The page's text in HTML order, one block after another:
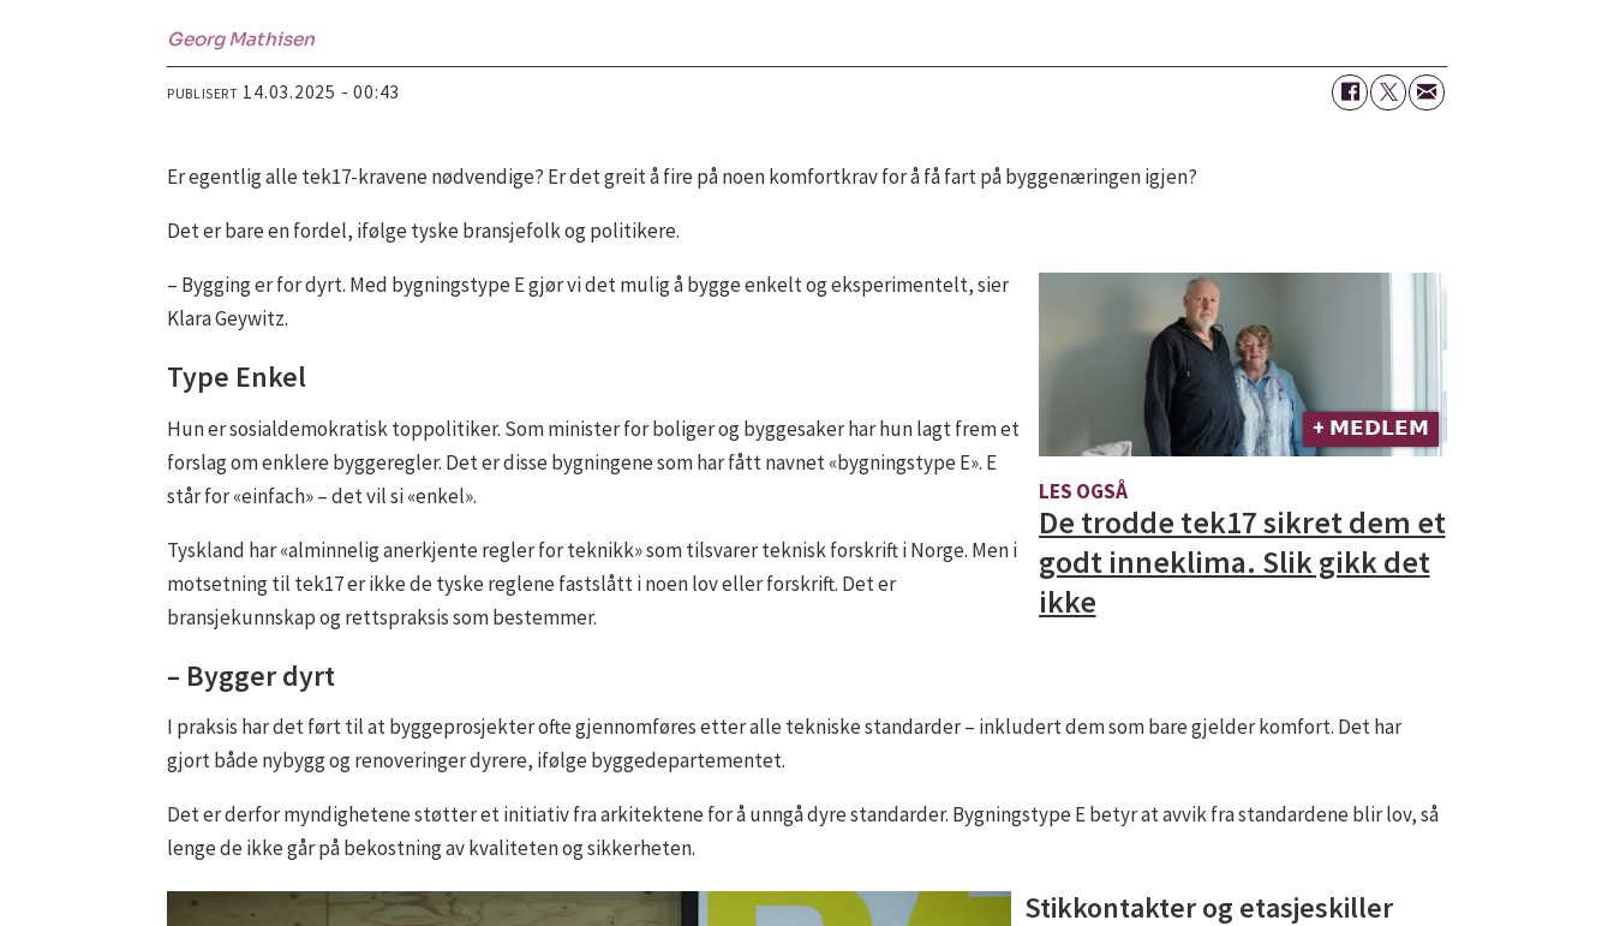
Georg Mathisen
PUBLISERT 14.03.2025 - 00:43
Er egentlig alle tek17-kravene nødvendige? Er det greit å fire på noen komfortkrav for å få fart på byggenæringen igjen?
Det er bare en fordel, ifølge tyske bransjefolk og politikere.
+ 𝗠𝗘𝗗𝗟𝗘𝗠
LES OGSÅ
De trodde tek17 sikret dem et
godt inneklima. Slik gikk det
ikke
– Bygging er for dyrt. Med bygningstype E gjør vi det mulig å bygge enkelt og eksperimentelt, sier
Klara Geywitz.
Type Enkel
Hun er sosialdemokratisk toppolitiker. Som minister for boliger og byggesaker har hun lagt frem et
forslag om enklere byggeregler. Det er disse bygningene som har fått navnet «bygningstype E». E
står for «einfach» – det vil si «enkel».
Tyskland har «alminnelig anerkjente regler for teknikk» som tilsvarer teknisk forskrift i Norge. Men i
motsetning til tek17 er ikke de tyske reglene fastslått i noen lov eller forskrift. Det er
bransjekunnskap og rettspraksis som bestemmer.
– Bygger dyrt
I praksis har det ført til at byggeprosjekter ofte gjennomføres etter alle tekniske standarder – inkludert dem som bare gjelder komfort. Det har
gjort både nybygg og renoveringer dyrere, ifølge byggedepartementet.
Det er derfor myndighetene støtter et initiativ fra arkitektene for å unngå dyre standarder. Bygningstype E betyr at avvik fra standardene blir lov, så
lenge de ikke går på bekostning av kvaliteten og sikkerheten.
Stikkontakter og etasjeskiller